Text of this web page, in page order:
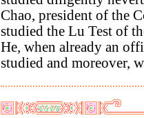
Chao, president of the
studied the Lu Test of
He, when already an
studied and moreover,